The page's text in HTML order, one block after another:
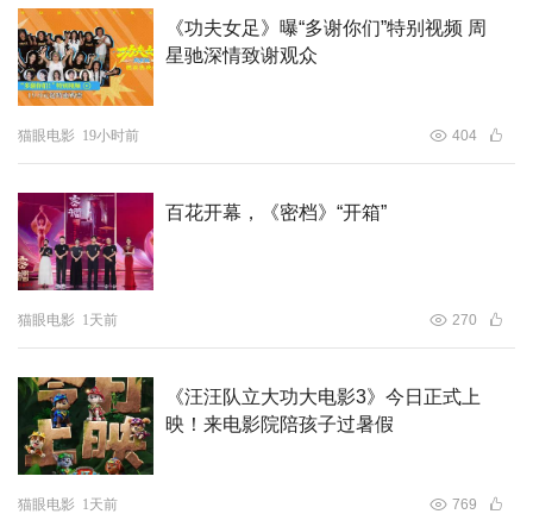
今年恰逢中巴建交75周年，在这历史时刻，巴基斯坦影片
《烈刃之怒》登陆国内银幕，无疑是中巴“巴铁”友谊的生动
时，让我们一同沉浸于这场血性与救赎交织的史诗盛宴，见
《功夫女足》曝“多谢你们”特别视频 周
星驰深情致谢观众
猫眼电影 19小时前 404
百花开幕，《密档》“开箱”
猫眼电影 1天前 270
《汪汪队立大功大电影3》今日正式上
映！来电影院陪孩子过暑假
猫眼电影 1天前 769